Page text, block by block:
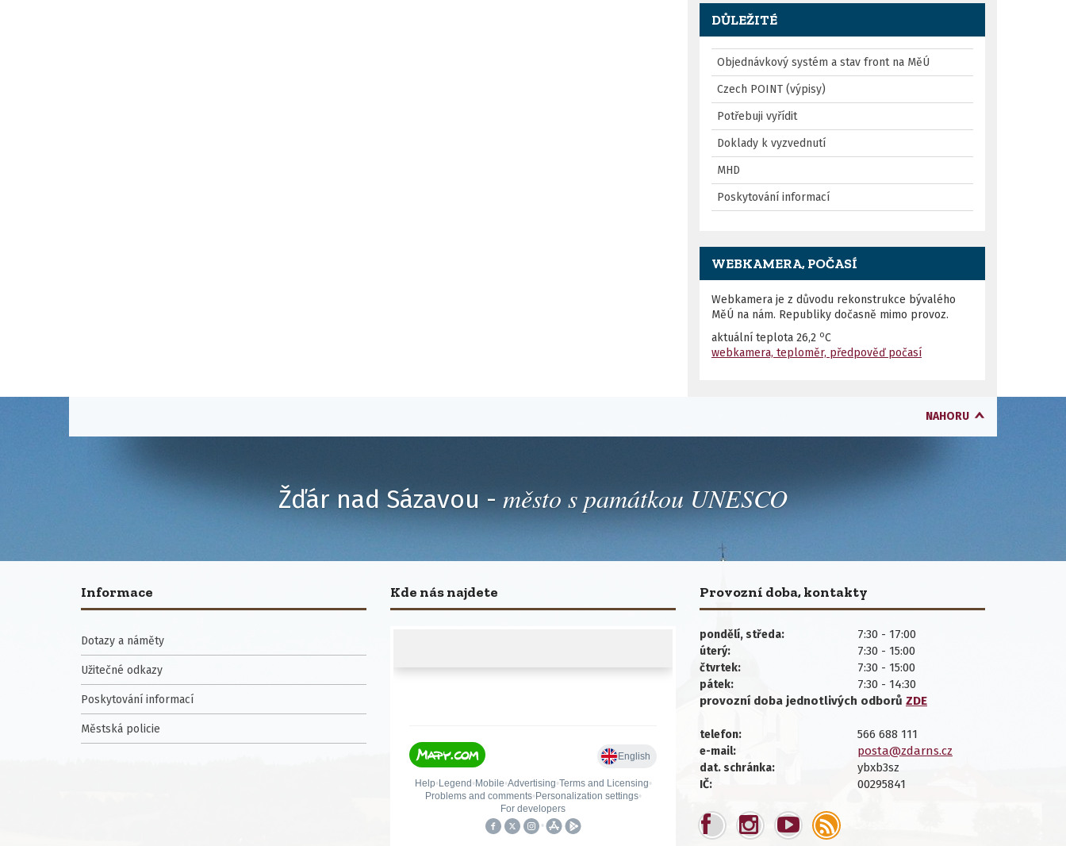
DŮLEŽITÉ
Objednávkový systém a stav front na MěÚ
Czech POINT (výpisy)
Potřebuji vyřídit
Doklady k vyzvednutí
MHD
Poskytování informací
WEBKAMERA, POČASÍ
Webkamera je z důvodu rekonstrukce bývalého
MěÚ na nám. Republiky dočasně mimo provoz.
aktuální teplota 26,2 oC
webkamera, teploměr, předpověď počasí
NAHORU
Žďár nad Sázavou - město s památkou UNESCO
Informace
Dotazy a náměty
Užitečné odkazy
Poskytování informací
Městská policie
Provozní doba, kontakty
pondělí, středa: 7:30 - 17:00
úterý: 7:30 - 15:00
čtvrtek: 7:30 - 15:00
pátek:
7:30 - 14:30
provozní doba jednotlivých odborů ZDE
telefon: 566 688 111
e-mail: posta@zdarns.cz
dat. schránka: ybxb3sz
IČ: 00295841
Kde nás najdete